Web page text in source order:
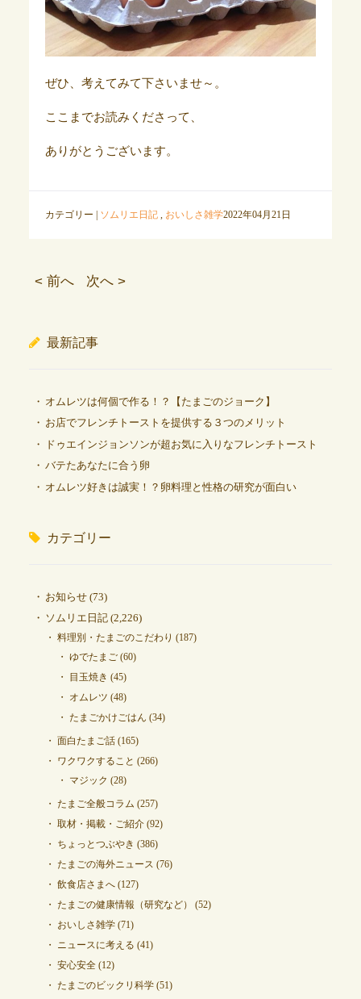
ぜひ、考えてみて下さいませ～。
ここまでお読みくださって、
ありがとうございます。
カテゴリー | ソムリエ日記, おいしさ雑学2022年04月21日
< 前へ 次へ >
最新記事
オムレツは何個で作る！？【たまごのジョーク】
お店でフレンチトーストを提供する３つのメリット
ドゥエインジョンソンが超お気に入りなフレンチトースト
バテたあなたに合う卵
オムレツ好きは誠実！？卵料理と性格の研究が面白い
カテゴリー
お知らせ(73)
ソムリエ日記(2,226)
料理別・たまごのこだわり (187)
ゆでたまご(60)
目玉焼き (45)
オムレツ (48)
たまごかけごはん (34)
面白たまご話(165)
ワクワクすること (266)
マジック (28)
たまご全般コラム (257)
取材・掲載・ご紹介(92)
ちょっとつぶやき (386)
たまごの海外ニュース (76)
飲食店さまへ(127)
たまごの健康情報（研究など）
(52)
おいしさ雑学(71)
ニュースに考える (41)
安心安全(12)
たまごのビックリ科学(51)